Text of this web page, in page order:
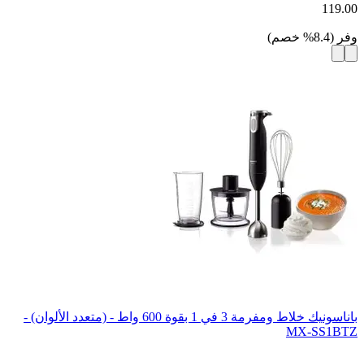
119.00
وفر (
8.4
% خصم)
باناسونيك خلاط ومفرمة 3 في 1 بقوة 600 واط - (متعدد الألوان) -
MX-SS1BTZ